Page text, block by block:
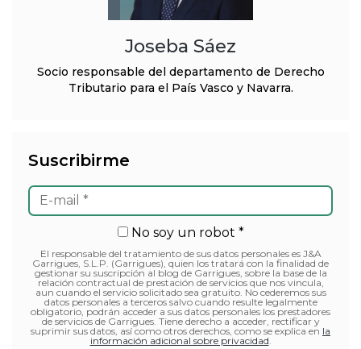
Joseba Sáez
Socio responsable del departamento de Derecho
Tributario para el País Vasco y Navarra.
Suscribirme
No soy un robot *
El responsable del tratamiento de sus datos personales es J&A
Garrigues, S.L.P. (Garrigues), quien los tratará con la finalidad de
gestionar su suscripción al blog de Garrigues, sobre la base de la
relación contractual de prestación de servicios que nos vincula,
aun cuando el servicio solicitado sea gratuito. No cederemos sus
datos personales a terceros salvo cuando resulte legalmente
obligatorio, podrán acceder a sus datos personales los prestadores
de servicios de Garrigues. Tiene derecho a acceder, rectificar y
suprimir sus datos, así como otros derechos, como se explica en la
información adicional sobre privacidad.